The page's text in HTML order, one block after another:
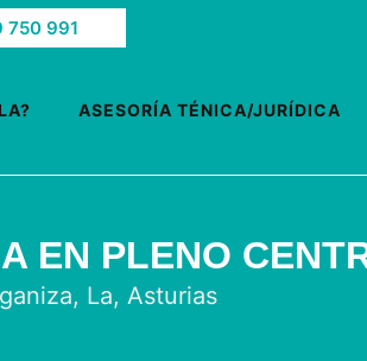
750 991
ASESORÍA TÉNICA/JURÍDICA
EN PLENO
La, Asturias